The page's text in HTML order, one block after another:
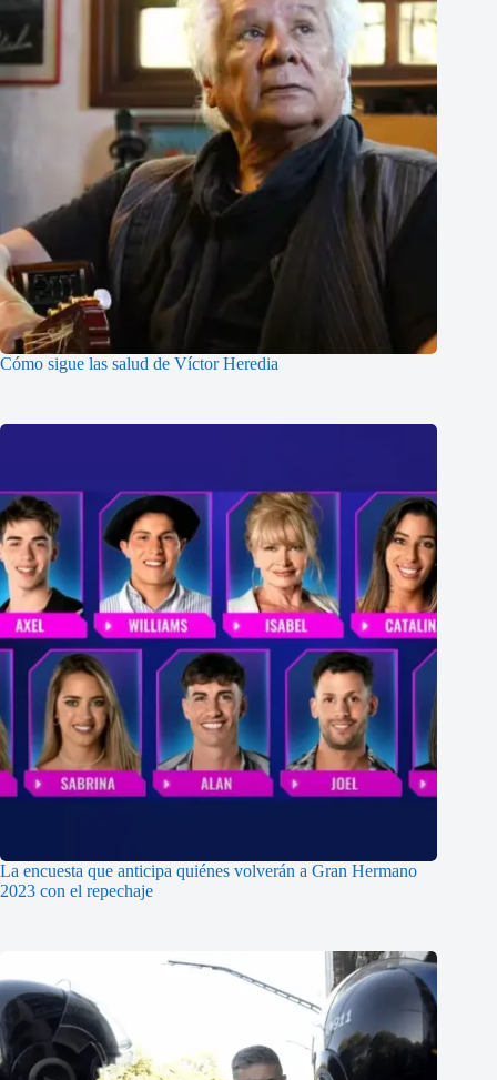
Cómo sigue las salud de Víctor Heredia
La encuesta que anticipa quiénes volverán a Gran Hermano
2023 con el repechaje